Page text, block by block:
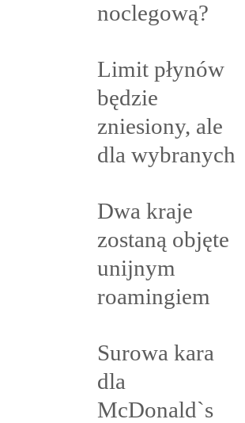
noclegową?
Limit płynów
będzie
zniesiony, ale
dla wybranych
Dwa kraje
zostaną objęte
unijnym
roamingiem
Surowa kara
dla
McDonald`s